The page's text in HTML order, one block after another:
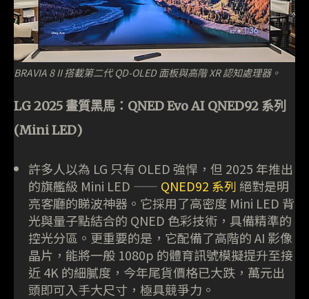
BRAVIA 8 II 搭載第二代 QD-OLED 面板與高階 XR 認知處理器。
LG 2025 畫質黑馬：QNED Evo AI QNED92 系列
(Mini LED)
許多人以為 LG 只有 OLED 強悍，但 2025 年推出
的旗艦級 Mini LED —— QNED92 系列 絕對是明
亮客廳的睇波神器。它採用了高密度 Mini LED 背
光與量子點結合的 QNED 色彩技術，具備精準的
控光分區。更重要的是，它配備了高階的 AI 影像
晶片，能將一般 1080p 的體育訊號模擬提升至接
近 4K 的細膩度，今年尾貨價格已大跌，萬元出
頭即可入手大尺寸，極具競爭力。